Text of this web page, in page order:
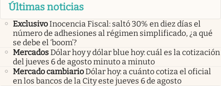
Últimas noticias
ExclusivoInocencia Fiscal: saltó 30% en diez días el
número de adhesiones al régimen simplificado, ¿a qué
se debe el ‘boom’?
MercadosDólar hoy y dólar blue hoy: cuál es la cotización
del jueves 6 de agosto minuto a minuto
Mercado cambiarioDólar hoy: a cuánto cotiza el oficial
en los bancos de la City este jueves 6 de agosto